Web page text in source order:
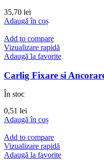
35,70 lei
Adaugă în coș
Add to compare
Vizualizare rapidă
Adaugă la favorite
Carlig Fixare si
În stoc
0,51 lei
Adaugă în coș
Add to compare
Vizualizare rapidă
Adaugă la favorite